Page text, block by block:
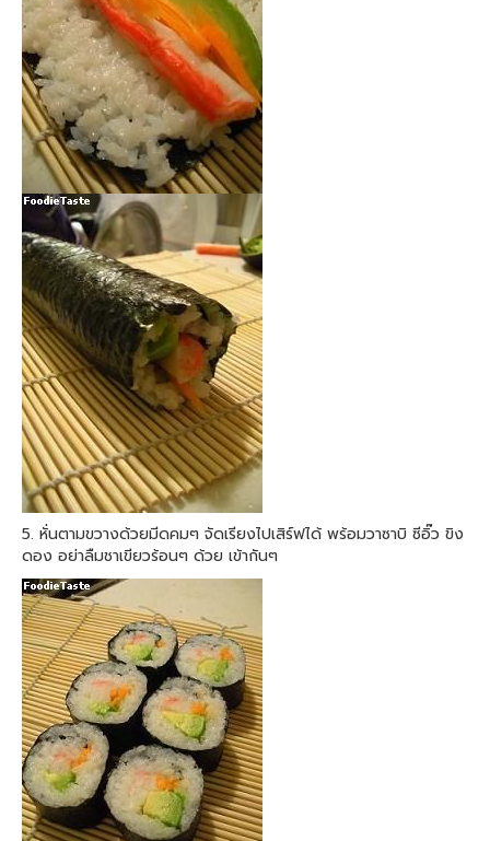
5. หั่นตามขวางด้วยมีดคมๆ จัดเรียงไปเสิร์ฟได้ พร้อมวาซาบิ ซีอิ๊ว ขิง
ดอง อย่าลืมชาเขียวร้อนๆ ด้วย เข้ากันๆ